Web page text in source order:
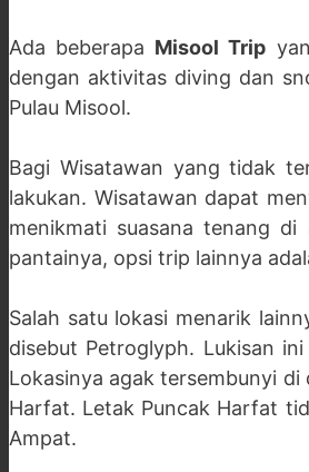
Ada beberapa Misool Trip
dengan aktivitas diving dan
Pulau Misool.
Bagi Wisatawan yang tidak
lakukan. Wisatawan dapat
menikmati suasana tenang
pantainya, opsi trip lainnya
Salah satu lokasi menarik
disebut Petroglyph. Lukisan
Lokasinya agak tersembunyi
Harfat. Letak Puncak Harfat
Ampat.